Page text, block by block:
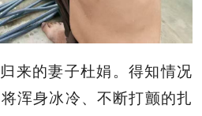
来的妻子杜娟。得知情况
浑身冰冷、不断打颤的扎